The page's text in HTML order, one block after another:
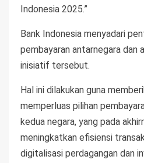
Indonesia 2025.”
Bank Indonesia menyadari
pembayaran antarnegara dan
inisiatif tersebut.
Hal ini dilakukan guna
memperluas pilihan
kedua negara, yang pada
meningkatkan efisiensi
digitalisasi perdagangan dan